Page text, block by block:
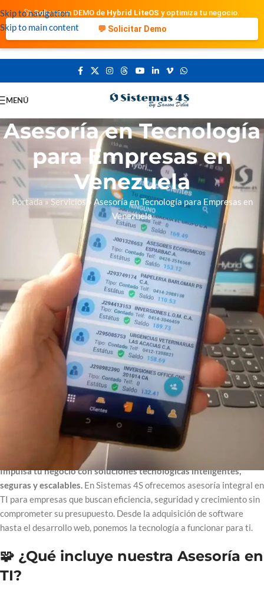
Skip to navigation
Skip to main content
🚀 Solicita un DEMO de Hybrid LiteOS y optimiza tu negocio.
💬 Solicitar Demo
MENÚ
Asesoría en Tecnología
para Empresas en
Venezuela
Portada»Servicios»Asesoría en Tecnología para Empresas en
Venezuela
Asesoría en TI: Todo lo que tu empresa
pueda necesitar en tecnología, la
ponemos a funcionar para tí.
Impulsa tu negocio con soluciones tecnológicas inteligentes,
seguras y escalables. En Sistemas 4S ofrecemos asesoría integral en
TI para empresas que buscan eficiencia, seguridad y crecimiento sin
comprometer su presupuesto. Desde la adquisición de software
hasta el desarrollo web, ponemos la tecnología a funcionar para ti.
🧩 ¿Qué incluye nuestra Asesoría en
TI?